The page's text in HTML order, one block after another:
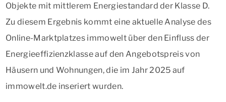
Objekte mit mittlerem Energiestandard der Klasse D.
Zu diesem Ergebnis kommt eine aktuelle Analyse des
Online-Marktplatzes immowelt über den Einfluss der
Energieeffizienzklasse auf den Angebotspreis von
Häusern und Wohnungen, die im Jahr 2025 auf
immowelt.de inseriert wurden.